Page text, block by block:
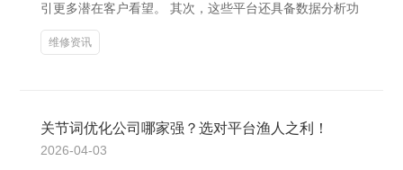
引更多潜在客户看望。 其次，这些平台还具备数据分析功
维修资讯
关节词优化公司哪家强？选对平台渔人之利！
2026-04-03